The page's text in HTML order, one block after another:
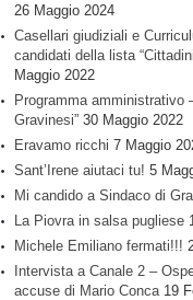
26 Maggio 2024
Casellari giudiziali e
candidati della lista
Maggio 2022
Programma amministrativo
Gravinesi” 30 Maggio 2022
Eravamo ricchi 7 Maggio
Sant’Irene aiutaci tu! 5
Mi candido a Sindaco di
La Piovra in salsa pugliese
Michele Emiliano fermati!!!
Intervista a Canale 2 –
accuse di Mario Conca 19